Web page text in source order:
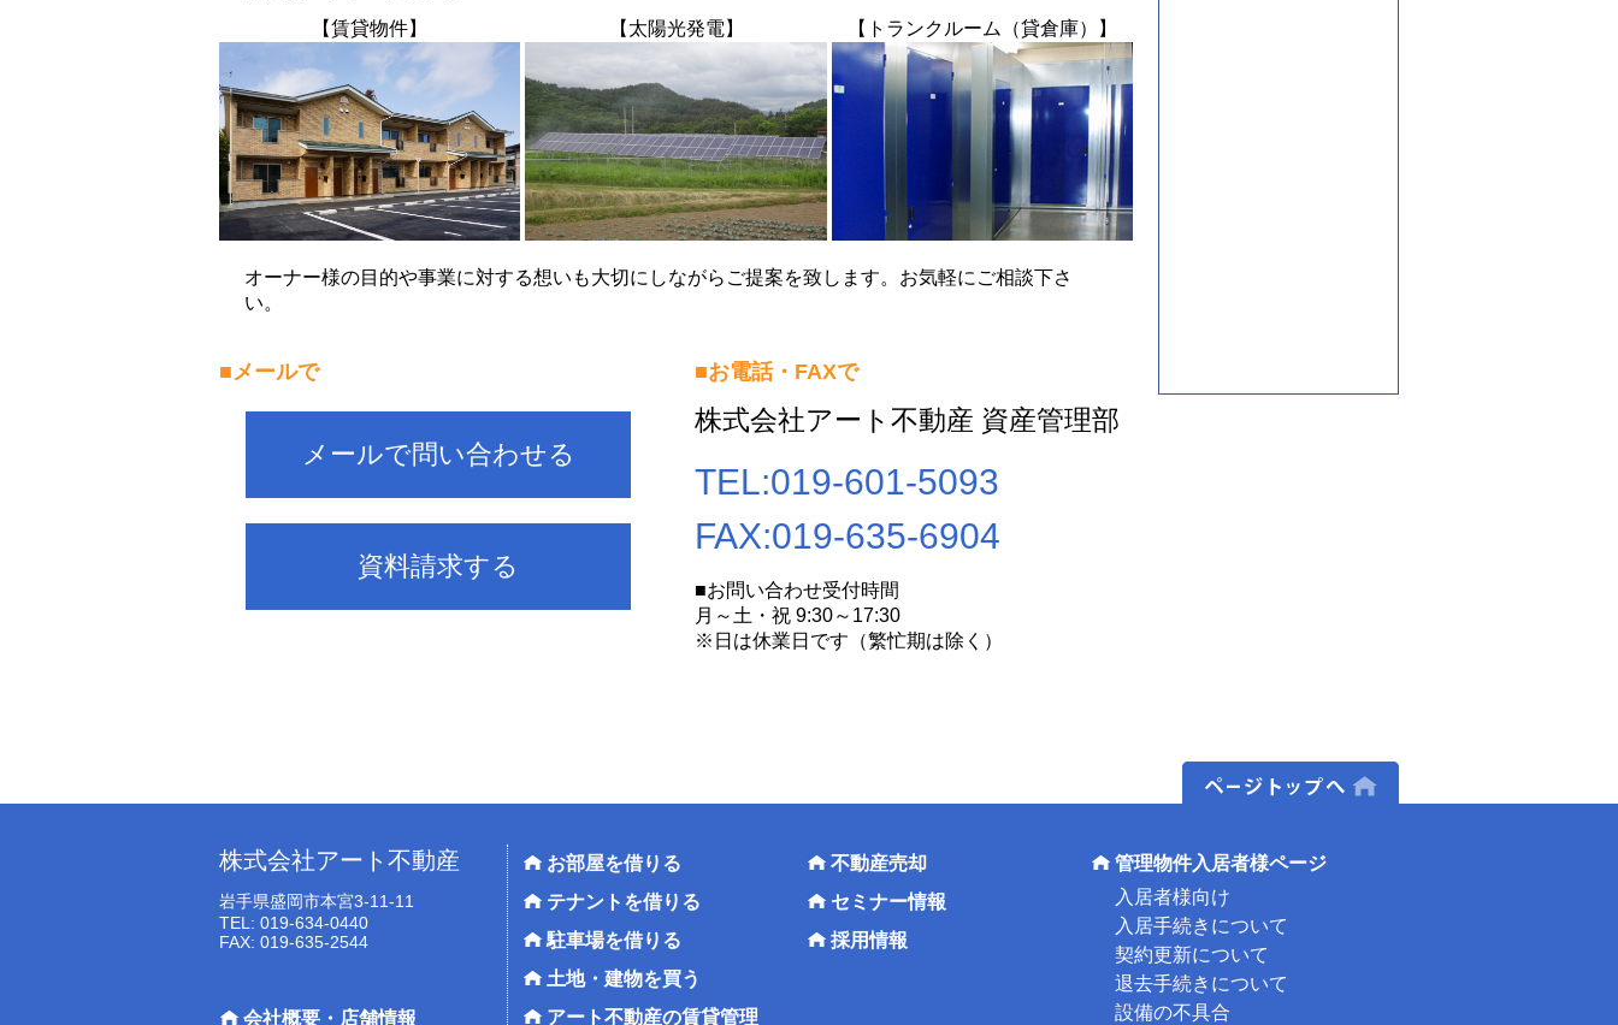
【賃貸物件】
【太陽光発電】 【トランクルーム（貸倉庫）】
オーナー様の目的や事業に対する想いも大切にしながらご提案を致します。お気軽にご相談下さ
い。
■メールで
メールで問い合わせる
資料請求する
■お電話・FAXで
株式会社アート不動産 資産管理部
TEL:019-601-5093
FAX:019-635-6904
■お問い合わせ受付時間
月～土・祝 9:30～17:30
※日は休業日です（繁忙期は除く）
株式会社アート不動産
岩手県盛岡市本宮3-11-11
TEL: 019-634-0440
FAX: 019-635-2544
会社概要・店舗情報
お部屋を借りる
テナントを借りる
駐車場を借りる
土地・建物を買う
アート不動産の賃貸管理
不動産売却
セミナー情報
採用情報
管理物件入居者様ページ
入居者様向け
入居手続きについて
契約更新について
退去手続きについて
設備の不具合